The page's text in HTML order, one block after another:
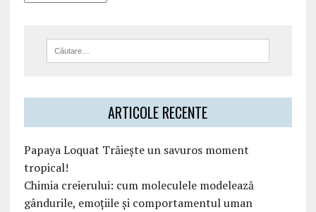
ARTICOLE RECENTE
Papaya Loquat Trăiește un savuros moment
tropical!
Chimia creierului: cum moleculele modelează
gândurile, emoțiile și comportamentul uman